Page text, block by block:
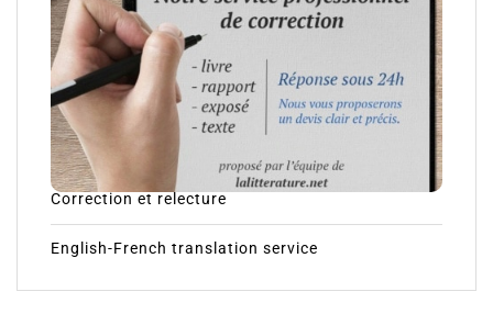
Correction et relecture
English-French translation service